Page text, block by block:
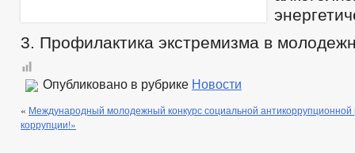
3. Профилактика экстремизма в
Опубликовано в рубрике Новости
« Международный молодежный конкурс социальной
коррупции!»